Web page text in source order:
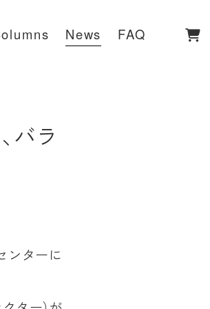
News FAQ
バラ
ンターに